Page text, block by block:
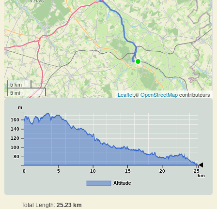
5 km
5 mi
Leaflet,©OpenStreetMapcontributeurs
0 5 10 15 20 25
km
80
100
120
140
160
m
Altitude
Total Length: 25.23 km